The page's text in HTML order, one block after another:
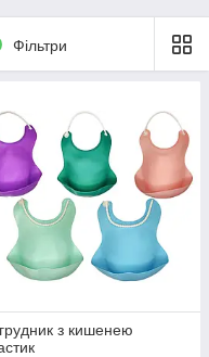
Фільтри
з кишенею